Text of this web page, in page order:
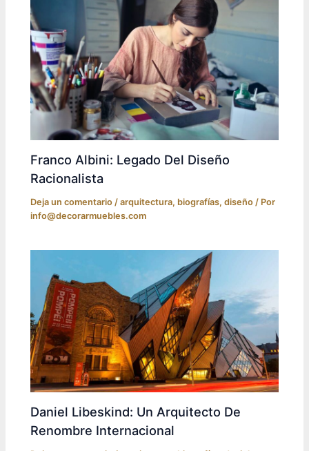
Franco Albini: Legado Del Diseño
Racionalista
Deja un comentario /arquitectura, biografías,diseño / Por
info@decorarmuebles.com
Daniel Libeskind: Un Arquitecto De
Renombre Internacional